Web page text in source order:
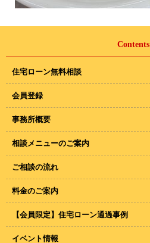
Contents
住宅ローン無料相談
会員登録
事務所概要
相談メニューのご案内
ご相談の流れ
料金のご案内
【会員限定】住宅ローン通過事例
イベント情報